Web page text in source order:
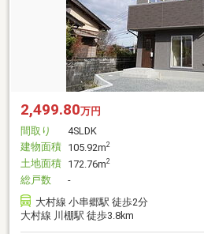
2,499.80万円
間取り
4SLDK
建物面積 105.92m2
土地面積 172.76m2
総戸数
-
大村線 小串郷駅 徒歩2分
大村線 川棚駅 徒歩3.8km